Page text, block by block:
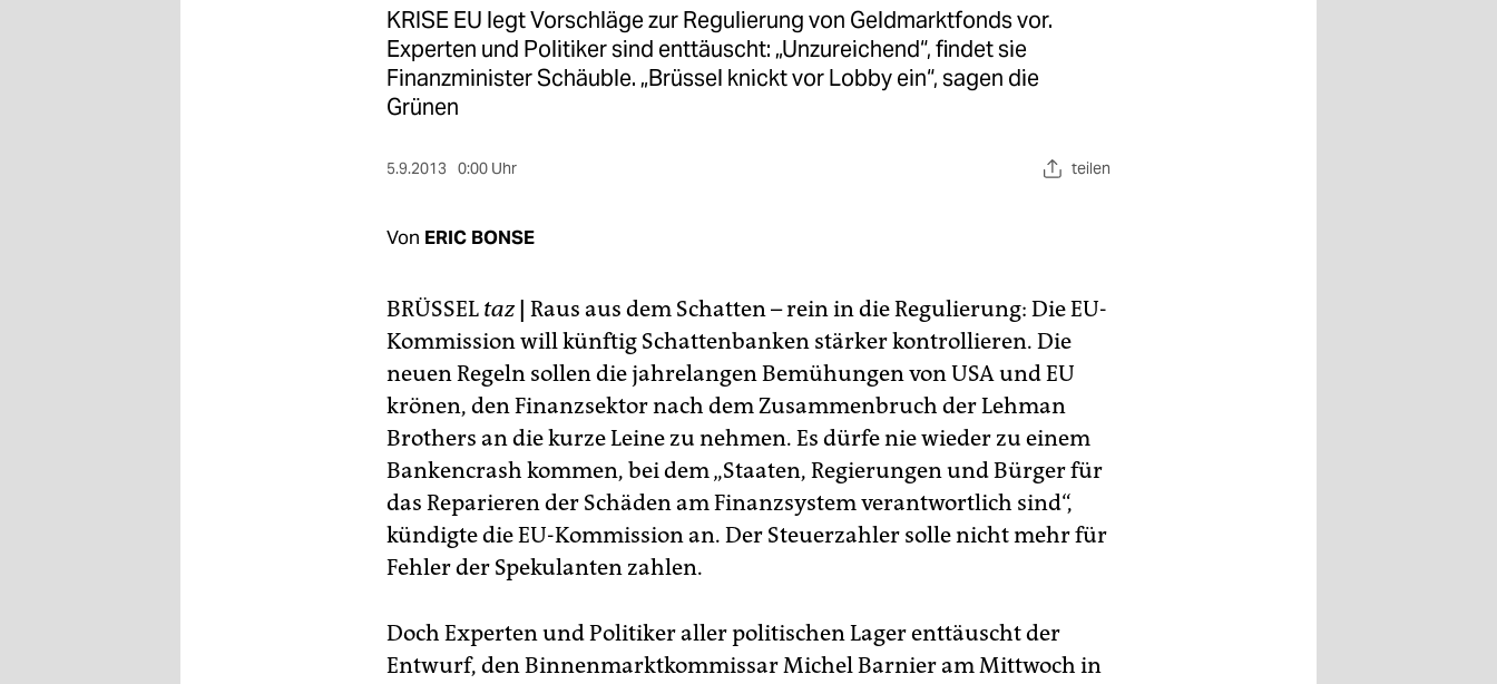
KRISE EU legt Vorschläge zur Regulierung von Geldmarktfonds vor.
Experten und Politiker sind enttäuscht: „Unzureichend“, findet sie
Finanzminister Schäuble. „Brüssel knickt vor Lobby ein“, sagen die
Grünen
5.9.2013 0:00 Uhr teilen
Von ERIC BONSE
BRÜSSEL taz | Raus aus dem Schatten – rein in die Regulierung: Die EU-
Kommission will künftig Schattenbanken stärker kontrollieren. Die
neuen Regeln sollen die jahrelangen Bemühungen von USA und EU
krönen, den Finanzsektor nach dem Zusammenbruch der Lehman
Brothers an die kurze Leine zu nehmen. Es dürfe nie wieder zu einem
Bankencrash kommen, bei dem „Staaten, Regierungen und Bürger für
das Reparieren der Schäden am Finanzsystem verantwortlich sind“,
kündigte die EU-Kommission an. Der Steuerzahler solle nicht mehr für
Fehler der Spekulanten zahlen.
Doch Experten und Politiker aller politischen Lager enttäuscht der
Entwurf, den Binnenmarktkommissar Michel Barnier am Mittwoch in